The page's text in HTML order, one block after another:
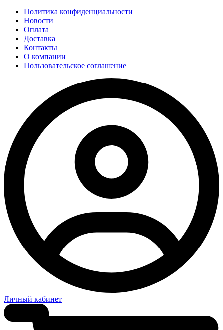
Политика конфиденциальности
Новости
Оплата
Доставка
Контакты
О компании
Пользовательское соглашение
Личный кабинет